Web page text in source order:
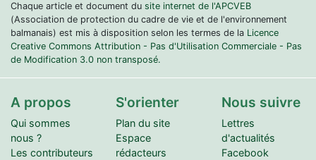
Chaque article et document du site internet de l'APCVEB
(Association de protection du cadre de vie et de l'environnement
balmanais) est mis à disposition selon les termes de la Licence
Creative Commons Attribution - Pas d'Utilisation Commerciale - Pas
de Modification 3.0 non transposé.
A propos
Qui sommes
nous ?
Les contributeurs
S'orienter
Plan du site
Espace
rédacteurs
Nous suivre
Lettres
d'actualités
Facebook